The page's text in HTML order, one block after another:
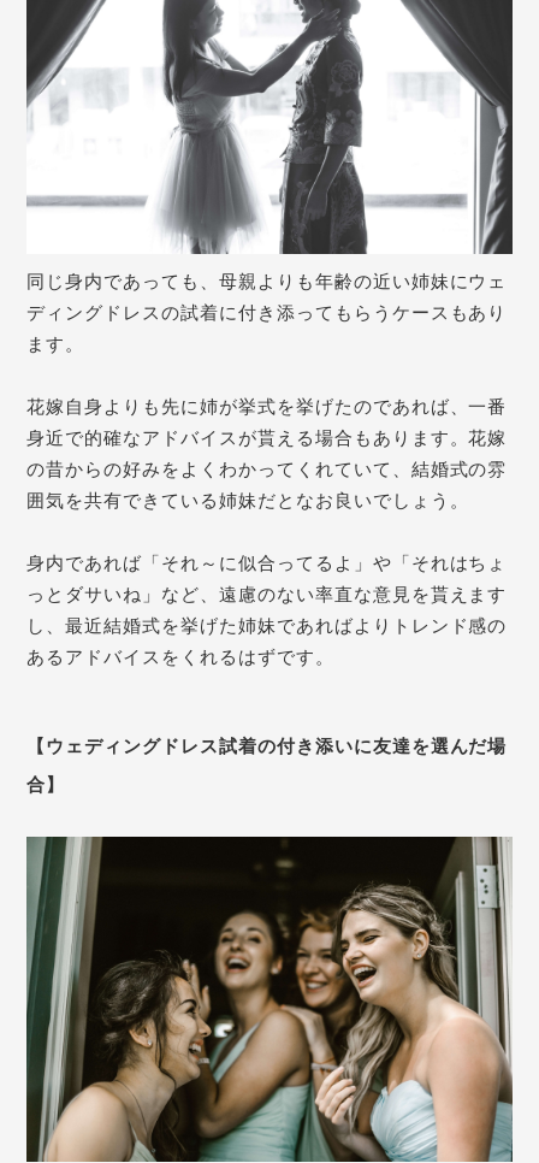
同じ身内であっても、母親よりも年齢の近い姉妹にウェ
ディングドレスの試着に付き添ってもらうケースもあり
ます。
花嫁自身よりも先に姉が挙式を挙げたのであれば、一番
身近で的確なアドバイスが貰える場合もあります。花嫁
の昔からの好みをよくわかってくれていて、結婚式の雰
囲気を共有できている姉妹だとなお良いでしょう。
身内であれば「それ～に似合ってるよ」や「それはちょ
っとダサいね」など、遠慮のない率直な意見を貰えます
し、最近結婚式を挙げた姉妹であればよりトレンド感の
あるアドバイスをくれるはずです。
【ウェディングドレス試着の付き添いに友達を選んだ場
合】